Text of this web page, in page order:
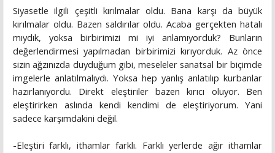
Siyasetle ilgili çeşitli kırılmalar oldu. Bana karşı da büyük
kırılmalar oldu. Bazen saldırılar oldu. Acaba gerçekten hatalı
mıydık, yoksa birbirimizi mi iyi anlamıyorduk? Bunların
değerlendirmesi yapılmadan birbirimizi kırıyorduk. Az önce
sizin ağzınızda duyduğum gibi, meseleler sanatsal bir biçimde
imgelerle anlatılmalıydı. Yoksa hep yanlış anlatılıp kurbanlar
hazırlanıyordu. Direkt eleştiriler bazen kırıcı oluyor. Ben
eleştirirken aslında kendi kendimi de eleştiriyorum. Yani
sadece karşımdakini değil.
-Eleştiri farklı, ithamlar farklı. Farklı yerlerde ağır ithamlar